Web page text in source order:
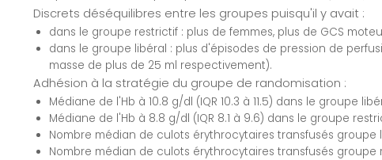
Discrets déséquilibres entre les groupes puisqu'il y avait :
dans le groupe restrictif : plus de femmes, plus de GCS
dans le groupe libéral : plus d'épisodes de pression de
masse de plus de 25 ml respectivement).
Adhésion à la stratégie du groupe de randomisation :
Médiane de l'Hb à 10.8 g/dl (IQR 10.3 à 11.5) dans le groupe
Médiane de l'Hb à 8.8 g/dl (IQR 8.1 à 9.6) dans le groupe
Nombre médian de culots érythrocytaires transfusés groupe
Nombre médian de culots érythrocytaires transfusés groupe